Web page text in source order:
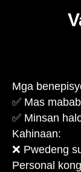
Mga
✅ Mas
✅ Minsan
Kahinaan:
❌ Pwedeng
Personal